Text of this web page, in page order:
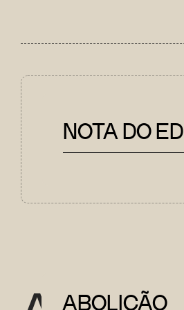
NOTA DO
ABOLIÇÃO